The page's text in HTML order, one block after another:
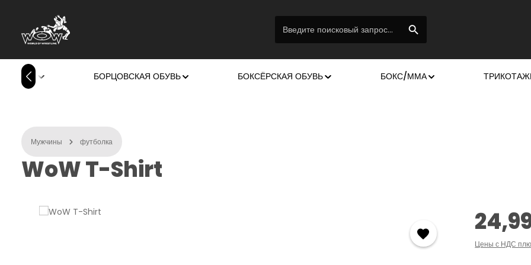
к основному содержанию
Перейти к поиску
Перейти к основной навигации
БОРЦОВСКАЯ ОБУВЬ БОКСЁРСКАЯ ОБУВЬ БОКС/ММА
Мужчины футболка
WoW T-Shirt
Обычная цена:
Цены с НДС